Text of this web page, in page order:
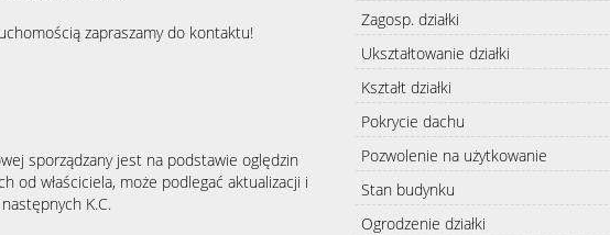
zapraszamy do kontaktu!
sporządzany jest na podstawie oględzin
od właściciela, może podlegać aktualizacji i
K.C.
Zagosp. działki
Ukształtowanie działki
Kształt działki
Pokrycie dachu
Pozwolenie na użytkowanie
Stan budynku
Ogrodzenie działki